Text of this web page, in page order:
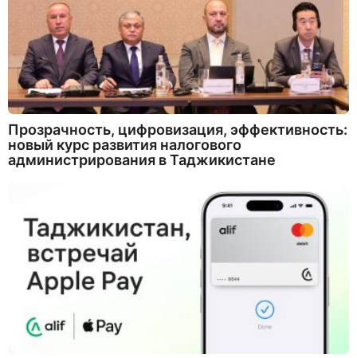
Прозрачность, цифровизация, эффективность:
новый курс развития налогового
администрирования в Таджикистане